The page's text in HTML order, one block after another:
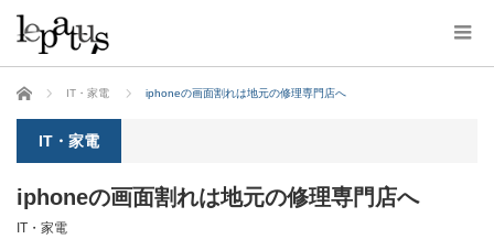
ホーム IT・家電 iphoneの画面割れは地元の修理専門店へ
IT・家電
iphoneの画面割れは地元の修理専門店へ
IT・家電